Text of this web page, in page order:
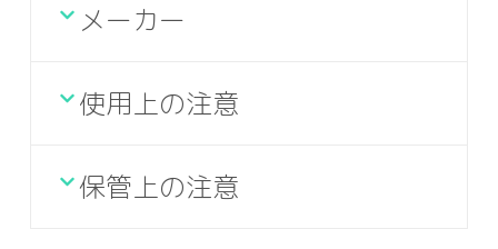
メーカー
使用上の注意
保管上の注意